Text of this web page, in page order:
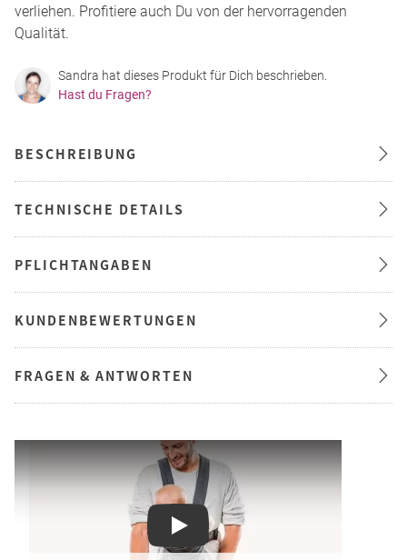
verliehen. Profitiere auch Du von der hervorragenden
Qualität.
Sandra hat dieses Produkt für Dich beschrieben.
Hast du Fragen?
BESCHREIBUNG
TECHNISCHE DETAILS
PFLICHTANGABEN
KUNDENBEWERTUNGEN
FRAGEN & ANTWORTEN
Play